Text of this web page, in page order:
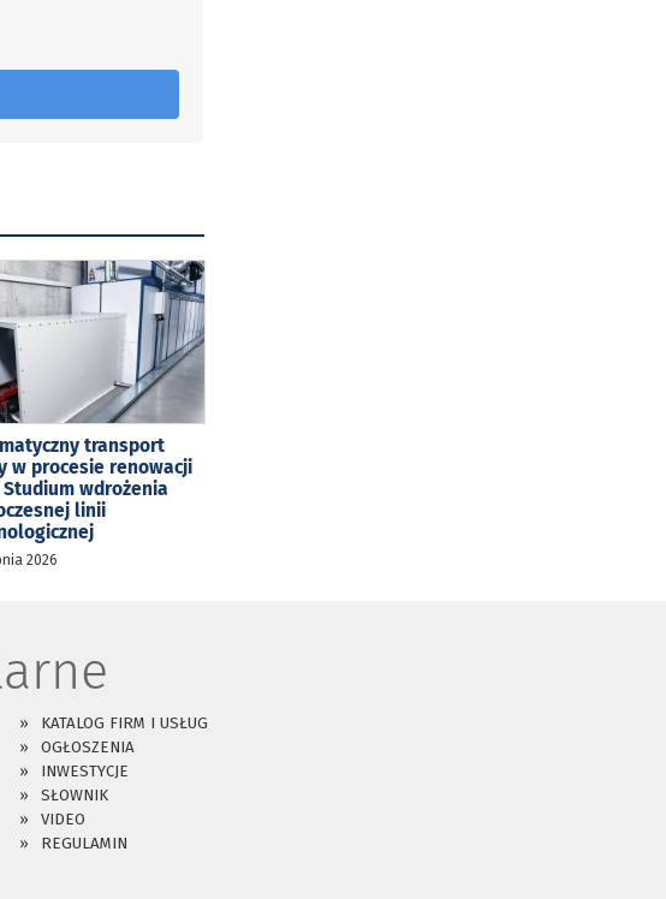
transport
w procesie renowacji
wdrożenia
linii
2026
KATALOG FIRM I USŁUG
OGŁOSZENIA
INWESTYCJE
SŁOWNIK
VIDEO
REGULAMIN